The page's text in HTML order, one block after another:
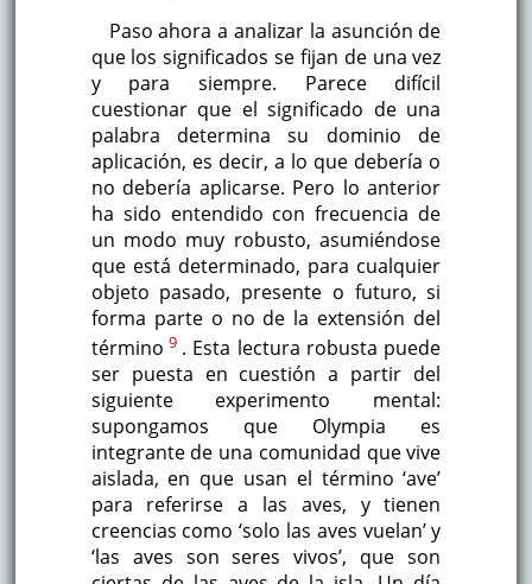
Paso ahora a analizar la asunción de
que los significados se fijan de una vez
y para siempre. Parece difícil
cuestionar que el significado de una
palabra determina su dominio de
aplicación, es decir, a lo que debería o
no debería aplicarse. Pero lo anterior
ha sido entendido con frecuencia de
un modo muy robusto, asumiéndose
que está determinado, para cualquier
objeto pasado, presente o futuro, si
forma parte o no de la extensión del
término 9 . Esta lectura robusta puede
ser puesta en cuestión a partir del
siguiente experimento mental:
supongamos que Olympia es
integrante de una comunidad que vive
aislada, en que usan el término ‘ave’
para referirse a las aves, y tienen
creencias como ‘solo las aves vuelan’ y
‘las aves son seres vivos’, que son